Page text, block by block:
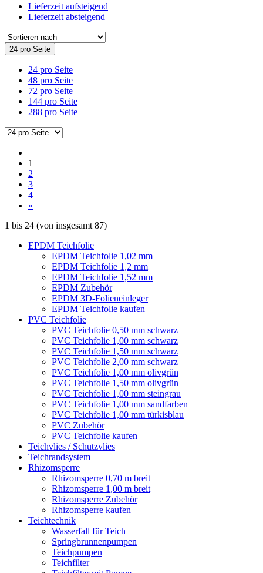
Lieferzeit aufsteigend
Lieferzeit absteigend
24 pro Seite
24 pro Seite
48 pro Seite
72 pro Seite
144 pro Seite
288 pro Seite
1
2
3
4
»
1 bis 24 (von insgesamt 87)
EPDM Teichfolie
EPDM Teichfolie 1,02 mm
EPDM Teichfolie 1,2 mm
EPDM Teichfolie 1,52 mm
EPDM Zubehör
EPDM 3D-Folieneinleger
EPDM Teichfolie kaufen
PVC Teichfolie
PVC Teichfolie 0,50 mm schwarz
PVC Teichfolie 1,00 mm schwarz
PVC Teichfolie 1,50 mm schwarz
PVC Teichfolie 2,00 mm schwarz
PVC Teichfolie 1,00 mm olivgrün
PVC Teichfolie 1,50 mm olivgrün
PVC Teichfolie 1,00 mm steingrau
PVC Teichfolie 1,00 mm sandfarben
PVC Teichfolie 1,00 mm türkisblau
PVC Zubehör
PVC Teichfolie kaufen
Teichvlies / Schutzvlies
Teichrandsystem
Rhizomsperre
Rhizomsperre 0,70 m breit
Rhizomsperre 1,00 m breit
Rhizomsperre Zubehör
Rhizomsperre kaufen
Teichtechnik
Wasserfall für Teich
Springbrunnenpumpen
Teichpumpen
Teichfilter